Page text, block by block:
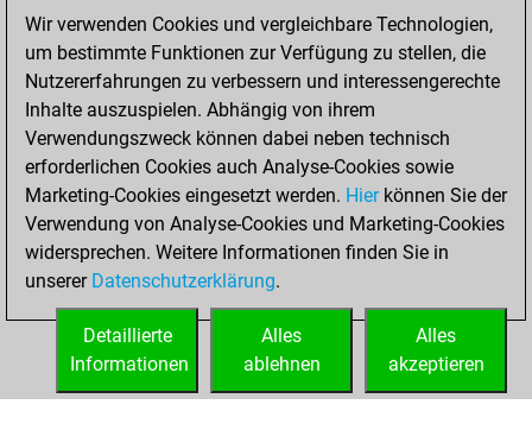
Mittwoch, Juni
24, 2026
You played 47
bullet games
Play
You scored +25
=2 -20 in bullet
You played 40
slow games
You scored +32
=1 -7 in slow games
Wir verwenden Cookies und vergleichbare Technologien,
um bestimmte Funktionen zur Verfügung zu stellen, die
Nutzererfahrungen zu verbessern und interessengerechte
Inhalte auszuspielen. Abhängig von ihrem
Verwendungszweck können dabei neben technisch
erforderlichen Cookies auch Analyse-Cookies sowie
Marketing-Cookies eingesetzt werden. Hierkönnen Sie der
Verwendung von Analyse-Cookies und Marketing-Cookies
widersprechen. Weitere Informationen finden Sie in
unserer Datenschutzerklärung.
Alles
akzeptieren
Alles
ablehnen
Detaillierte
Informationen